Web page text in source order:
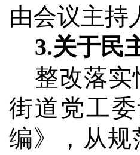
由会议主持
3.关于民
整改落实
街道党工
编》
，从